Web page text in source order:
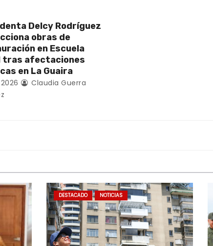
Delcy Rodríguez
obras de
en Escuela
tras afectaciones
en La Guaira
Claudia Guerra
DESTACADO NOTICIAS